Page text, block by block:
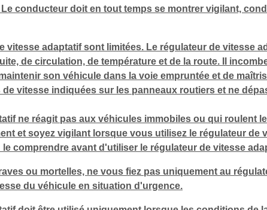
conducteur doit en tout temps se montrer vigilant,
vitesse adaptatif sont limitées. Le régulateur de vitesse
de circulation, de température et de la route. Il
son véhicule dans la voie empruntée et de
vitesse indiquées sur les panneaux routiers et ne
ne réagit pas aux véhicules immobiles ou qui roulent
et soyez vigilant lorsque vous utilisez le régulateur de
comprendre avant d'utiliser le régulateur de vitesse
ou mortelles, ne vous fiez pas uniquement au
du véhicule en situation d'urgence.